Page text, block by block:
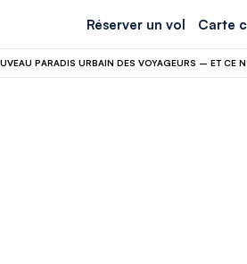
Réserver un vol Carte